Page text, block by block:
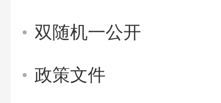
双随机一公开
政策文件